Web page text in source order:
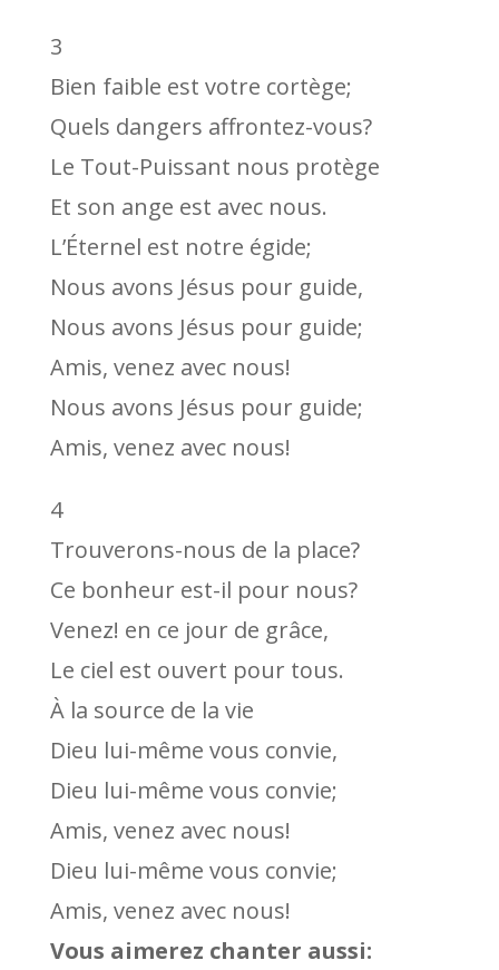
3
Bien faible est votre cortège;
Quels dangers affrontez-vous?
Le Tout-Puissant nous protège
Et son ange est avec nous.
L’Éternel est notre égide;
Nous avons Jésus pour guide,
Nous avons Jésus pour guide;
Amis, venez avec nous!
Nous avons Jésus pour guide;
Amis, venez avec nous!
4
Trouverons-nous de la place?
Ce bonheur est-il pour nous?
Venez! en ce jour de grâce,
Le ciel est ouvert pour tous.
À la source de la vie
Dieu lui-même vous convie,
Dieu lui-même vous convie;
Amis, venez avec nous!
Dieu lui-même vous convie;
Amis, venez avec nous!
Vous aimerez chanter aussi: